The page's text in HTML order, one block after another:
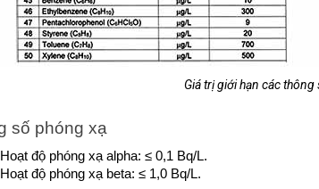
Giá trị giới hạn các
số phóng xạ
Hoạt độ phóng xạ alpha: ≤ 0,1 Bq/L.
Hoạt độ phóng xạ beta: ≤ 1,0 Bq/L.